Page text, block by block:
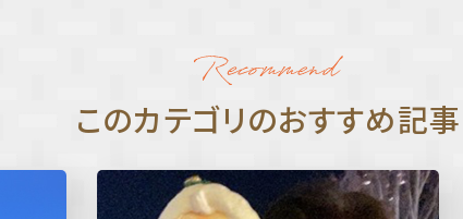
このカテゴリのおすすめ記事